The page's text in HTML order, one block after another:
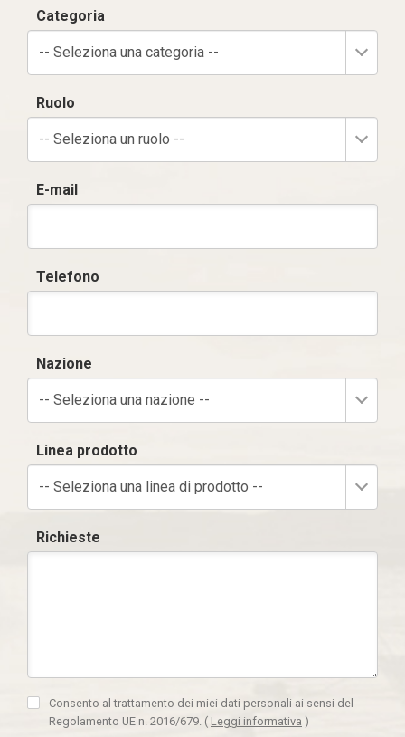
Categoria
-- Seleziona una categoria --
Ruolo
-- Seleziona un ruolo --
E-mail
Telefono
Nazione
-- Seleziona una nazione --
Linea prodotto
-- Seleziona una linea di prodotto --
Richieste
Consento al trattamento dei miei dati personali ai sensi del
Regolamento UE n. 2016/679. ( Leggi informativa )